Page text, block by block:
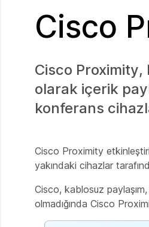
Cisco
Cisco Proximity,
olarak içerik
konferans
Cisco Proximity
yakındaki cihazlar
Cisco, kablosuz paylaşım,
olmadığında Cisco